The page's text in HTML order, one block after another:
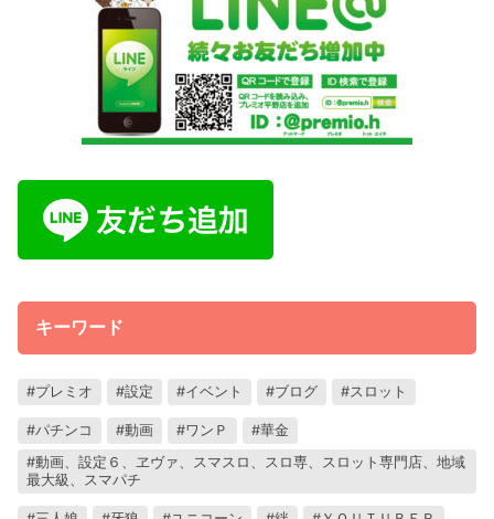
キーワード
プレミオ 設定 イベント ブログ スロット
パチンコ 動画 ワンＰ
華金
動画、設定６、ヱヴァ、スマスロ、スロ専、スロット専門店、地域
最大級、スマパチ